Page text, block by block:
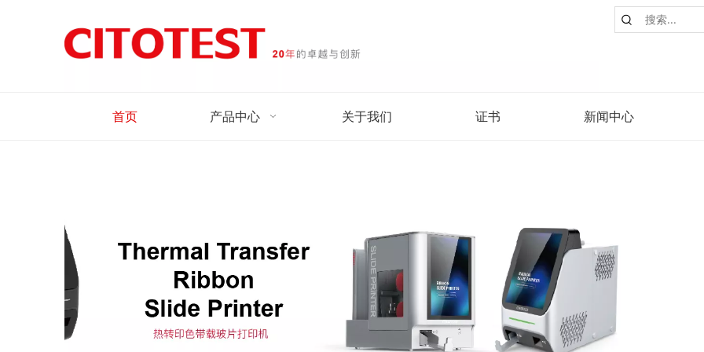
首页 产品中心 关于我们 证书 新闻中心